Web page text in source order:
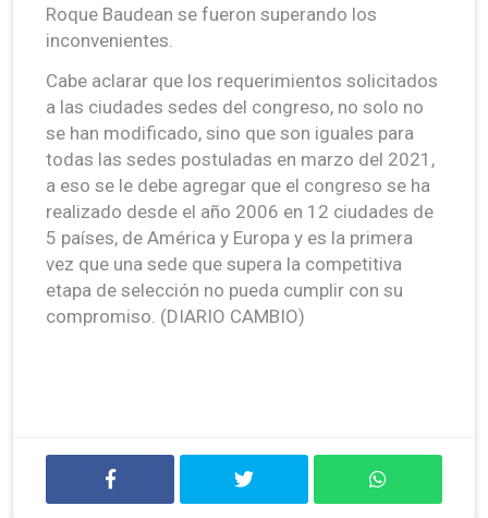
Roque Baudean se fueron superando los
inconvenientes.
Cabe aclarar que los requerimientos solicitados
a las ciudades sedes del congreso, no solo no
se han modificado, sino que son iguales para
todas las sedes postuladas en marzo del 2021,
a eso se le debe agregar que el congreso se ha
realizado desde el año 2006 en 12 ciudades de
5 países, de América y Europa y es la primera
vez que una sede que supera la competitiva
etapa de selección no pueda cumplir con su
compromiso. (DIARIO CAMBIO)